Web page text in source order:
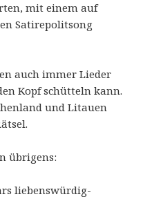
mit einem auf
Satirepolitsong
auch immer Lieder
Kopf schütteln kann.
und Litauen
übrigens:
liebenswürdig-